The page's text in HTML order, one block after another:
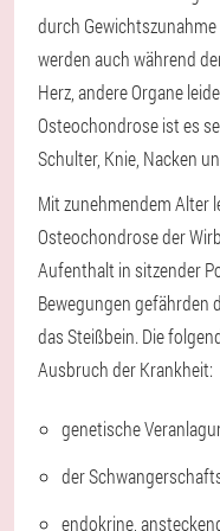
durch
werden auch während
Herz, andere Organe
Osteochondrose ist es
Schulter, Knie, Nacken
Mit zunehmendem Alter
Osteochondrose der
Aufenthalt in sitzender
Bewegungen gefährden
das Steißbein. Die
Ausbruch der Krankheit:
genetische
der
endokrine,